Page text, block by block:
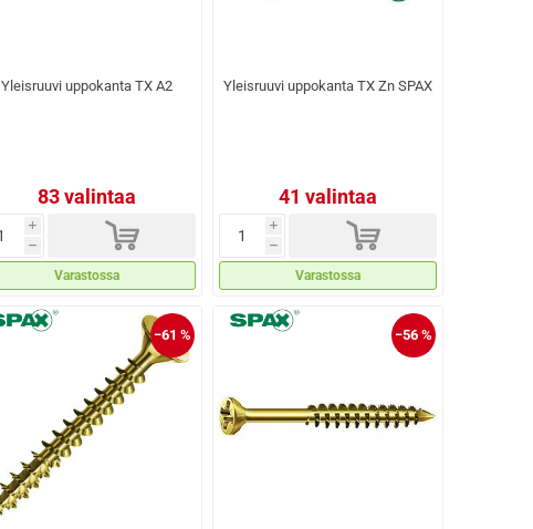
Yleisruuvi uppokanta TX A2
83 valintaa
i
h d
Varastossa
Yleisruuvi uppokanta TX Zn SPAX
41 valintaa
i
h d
Varastossa
−61 % −56 %